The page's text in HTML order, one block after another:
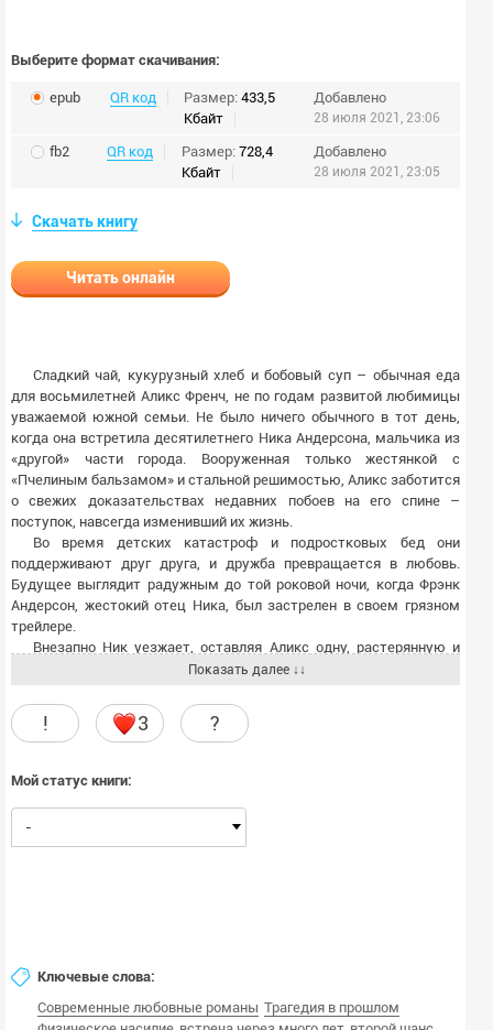
Выберите формат скачивания:
epub QR код Размер: 433,5
Кбайт
Добавлено
28 июля 2021, 23:06
fb2 QR код Размер: 728,4
Кбайт
Добавлено
28 июля 2021, 23:05
Скачать книгу
Читать онлайн
Сладкий чай, кукурузный хлеб и бобовый суп – обычная еда
для восьмилетней Аликс Френч, не по годам развитой любимицы
уважаемой южной семьи. Не было ничего обычного в тот день,
когда она встретила десятилетнего Ника Андерсона, мальчика из
«другой» части города. Вооруженная только жестянкой с
«Пчелиным бальзамом» и стальной решимостью, Аликс заботится
о свежих доказательствах недавних побоев на его спине –
поступок, навсегда изменивший их жизнь.
Во время детских катастроф и подростковых бед они
поддерживают друг друга, и дружба превращается в любовь.
Будущее выглядит радужным до той роковой ночи, когда Фрэнк
Андерсон, жестокий отец Ника, был застрелен в своем грязном
трейлере.
Внезапно Ник уезжает, оставляя Аликс одну, растерянную и
беременную. В течение следующих пятнадцати лет она борется с
друзей. Но наконец-то ее жизнь налаживается. Развод почти
завершен, бизнес процветает, и Аликс довольна, если не
стоящего за прилавком. Он вернулся... и он не один.
И снова Аликс погружается в смятение и боль, когда Ник
пытается завоевать ее любовь, чему она изо всех сил
Показать далее ↓↓
! 3 ?
Мой статус книги:
-
Ключевые слова:
Современные любовные романы Трагедия в прошлом